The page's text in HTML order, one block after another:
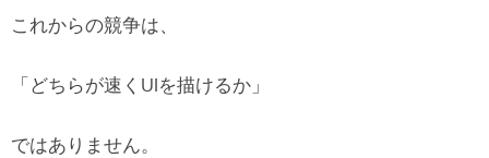
これからの競争は、
「どちらが速くUIを描けるか」
ではありません。